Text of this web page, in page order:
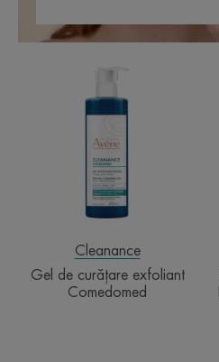
curățare
Comedomed
Cleanance
Gel de curățare exfoliant
Comedomed